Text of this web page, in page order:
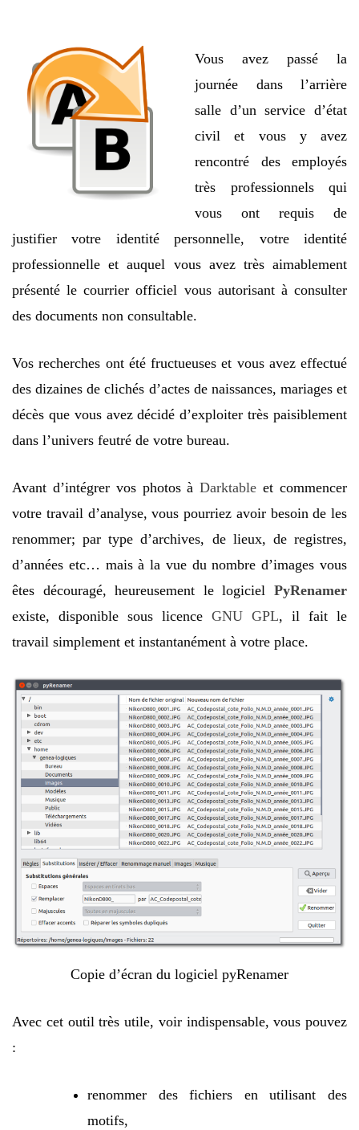
Vous avez passé la
journée dans l’arrière
salle d’un service d’état
civil et vous y avez
rencontré des employés
très professionnels qui
vous ont requis de
justifier votre identité personnelle, votre identité
professionnelle et auquel vous avez très aimablement
présenté le courrier officiel vous autorisant à consulter
des documents non consultable.
Vos recherches ont été fructueuses et vous avez effectué
des dizaines de clichés d’actes de naissances, mariages et
décès que vous avez décidé d’exploiter très paisiblement
dans l’univers feutré de votre bureau.
Avant d’intégrer vos photos àDarktable et commencer
votre travail d’analyse, vous pourriez avoir besoin de les
renommer; par type d’archives, de lieux, de registres,
d’années etc… mais à la vue du nombre d’images vous
êtes découragé, heureusement le logiciel PyRenamer
existe, disponible sous licence GNU GPL, il fait le
travail simplement et instantanément à votre place.
Copie d’écran du logiciel pyRenamer
Avec cet outil très utile, voir indispensable, vous pouvez
:
renommer des fichiers en utilisant des
motifs,